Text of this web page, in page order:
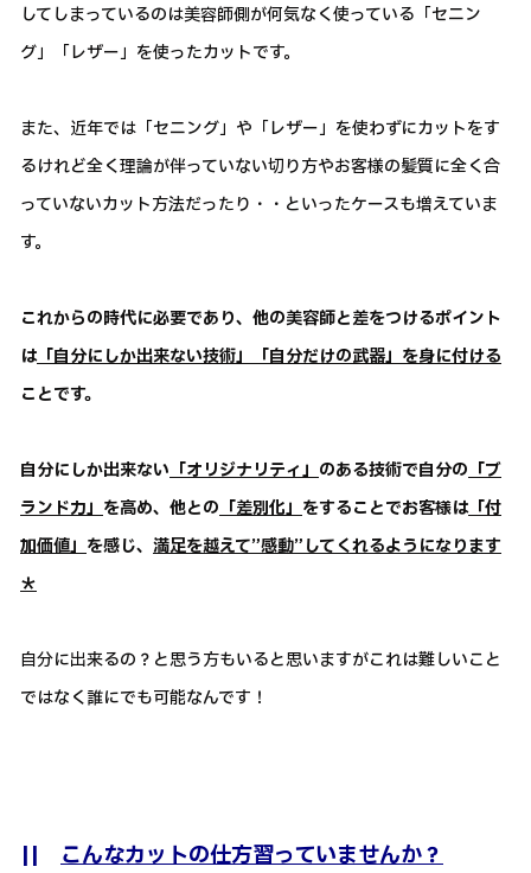
してしまっているのは美容師側が何気なく使っている「セニン
グ」「レザー」を使ったカットです。
また、近年では「セニング」や「レザー」を使わずにカットをす
るけれど全く理論が伴っていない切り方やお客様の髪質に全く合
っていないカット方法だったり・・といったケースも増えていま
す。
これからの時代に必要であり、他の美容師と差をつけるポイント
は「自分にしか出来ない技術」「自分だけの武器」を身に付ける
ことです。
自分にしか出来ない 「オリジナリティ」 のある技術で自分の 「ブ
ランド力」 を高め、他との 「差別化」 をすることでお客様は「付
加価値」 を感じ、 満足を越えて”感動”してくれるようになります
＊
自分に出来るの？と思う方もいると思いますがこれは難しいこと
ではなく誰にでも可能なんです！
|| こんなカットの仕方習っていませんか？